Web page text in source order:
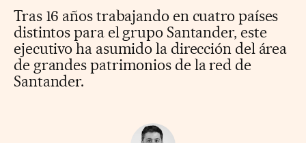
Tras 16 años trabajando en cuatro países
distintos para el grupo Santander, este
ejecutivo ha asumido la dirección del área
de grandes patrimonios de la red de
Santander.